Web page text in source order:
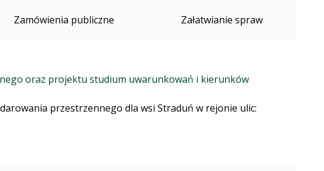
Zamówienia publiczne Załatwianie spraw
oraz projektu studium uwarunkowań i kierunków
przestrzennego dla wsi Straduń w rejonie ulic: